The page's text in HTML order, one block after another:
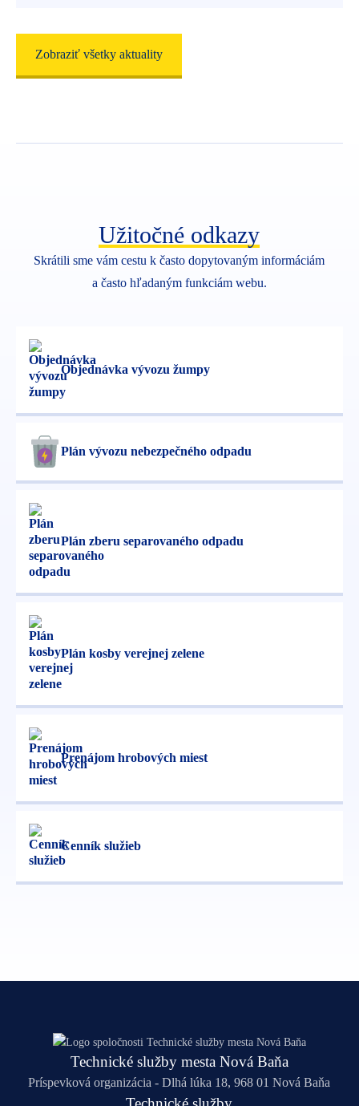
27. 7. 2026
Plán kosenia verejnej zelene
Zobraziť všetky aktuality
Užitočné odkazy
Skrátili sme vám cestu k často dopytovaným informáciám
a často hľadaným funkciám webu.
Objednávka vývozu žumpy
Plán vývozu nebezpečného odpadu
Plán zberu separovaného odpadu
Plán kosby verejnej zelene
Prenájom hrobových miest
Cenník služieb
Technické služby mesta Nová Baňa
Príspevková organizácia - Dlhá lúka 18, 968 01 Nová Baňa